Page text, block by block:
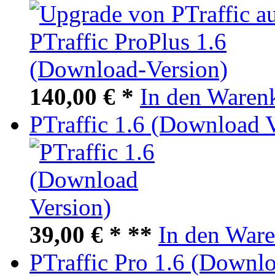
140,00 € * In den
PTraffic 1.6 (Download
39,00 € * ** In den
PTraffic Pro 1.6